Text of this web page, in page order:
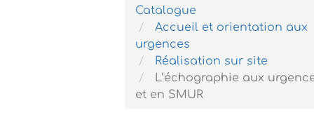
Catalogue
Accueil et orientation aux
urgences
Réalisation sur site
L’échographie aux
et en SMUR